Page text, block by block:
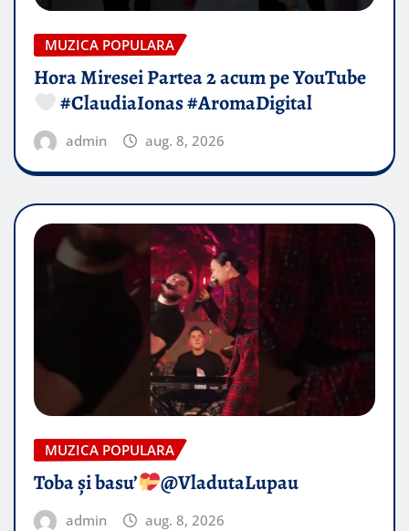
MUZICA POPULARA
Hora Miresei Partea 2 acum pe YouTube
#ClaudiaIonas #AromaDigital
admin aug. 8, 2026
MUZICA POPULARA
Toba și basu’ @VladutaLupau
admin aug. 8, 2026